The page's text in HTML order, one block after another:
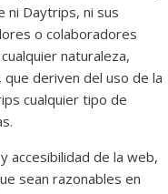
ni Daytrips, ni sus
o colaboradores
naturaleza,
deriven del uso de la
cualquier tipo de
accesibilidad de la web,
sean razonables en